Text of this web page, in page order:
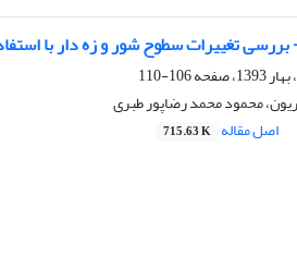
تغییرات سطوح شور و زه دار با
106-110
محمود محمد رضاپور طبری
اصل مقاله 715.63 K